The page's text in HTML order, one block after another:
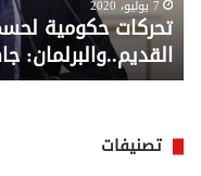
لإقراره
7 يوليو، 2020
تحركات حكومية
القديم..والبرلمان:
تصنيفات